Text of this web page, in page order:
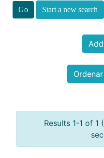
Start a new search
Results 1-1 of 1